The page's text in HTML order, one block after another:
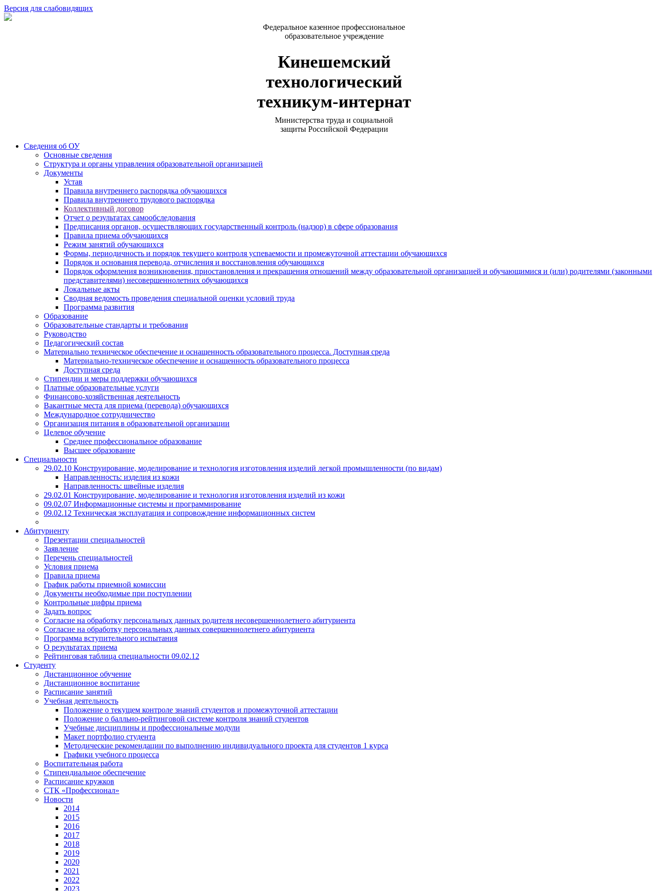
Версия для слабовидящих
Федеральное казенное профессиональное
образовательное учреждение
Кинешемский
технологический
техникум-интернат
Министерства труда и социальной
защиты Российской Федерации
Сведения об ОУ
Основные сведения
Структура и органы управления образовательной организацией
Документы
Устав
Правила внутреннего распорядка обучающихся
Правила внутреннего трудового распорядка
Коллективный договор
Отчет о результатах самообследования
Предписания органов, осуществляющих государственный контроль (надзор) в сфере образования
Правила приема обучающихся
Режим занятий обучающихся
Формы, периодичность и порядок текущего контроля успеваемости и промежуточной аттестации обучающихся
Порядок и основания перевода, отчисления и восстановления обучающихся
Порядок оформления возникновения, приостановления и прекращения отношений между образовательной организацией и обучающимися и (или) родителями (законными
представителями) несовершеннолетних обучающихся
Локальные акты
Сводная ведомость проведения специальной оценки условий труда
Программа развития
Образование
Образовательные стандарты и требования
Руководство
Педагогический состав
Материально техническое обеспечение и оснащенность образовательного процесса. Доступная среда
Материально-техническое обеспечение и оснащенность образовательного процесса
Доступная среда
Стипендии и меры поддержки обучающихся
Платные образовательные услуги
Финансово-хозяйственная деятельность
Вакантные места для приема (перевода) обучающихся
Международное сотрудничество
Организация питания в образовательной организации
Целевое обучение
Среднее профессиональное образование
Высшее образование
Специальности
29.02.10 Конструирование, моделирование и технология изготовления изделий легкой промышленности (по видам)
Направленность: изделия из кожи
Направленность: швейные изделия
29.02.01 Конструирование, моделирование и технология изготовления изделий из кожи
09.02.07 Информационные системы и программирование
09.02.12 Техническая эксплуатация и сопровождение информационных систем
Абитуриенту
Презентации специальностей
Заявление
Перечень специальностей
Условия приема
Правила приема
График работы приемной комиссии
Документы необходимые при поступлении
Контрольные цифры приема
Задать вопрос
Согласие на обработку персональных данных родителя несовершеннолетнего абитуриента
Согласие на обработку персональных данных совершеннолетнего абитуриента
Программа вступительного испытания
О результатах приема
Рейтинговая таблица специальности 09.02.12
Студенту
Дистанционное обучение
Дистанционное воспитание
Расписание занятий
Учебная деятельность
Положение о текущем контроле знаний студентов и промежуточной аттестации
Положение о балльно-рейтинговой системе контроля знаний студентов
Учебные дисциплины и профессиональные модули
Макет портфолио студента
Методические рекомендации по выполнению индивидуального проекта для студентов 1 курса
Графики учебного процесса
Воспитательная работа
Стипендиальное обеспечение
Расписание кружков
СТК «Профессионал»
Новости
2014
2015
2016
2017
2018
2019
2020
2021
2022
2023